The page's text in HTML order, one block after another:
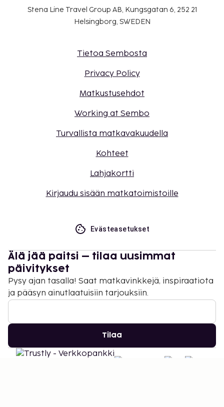
Stena Line Travel Group AB, Kungsgatan 6, 252 21
Helsingborg, SWEDEN
Tietoa Sembosta
Privacy Policy
Matkustusehdot
Working at Sembo
Turvallista matkavakuudella
Kohteet
Lahjakortti
Kirjaudu sisään matkatoimistoille
Evästeasetukset
Älä jää paitsi – tilaa uusimmat
päivitykset
Pysy ajan tasalla! Saat matkavinkkejä, inspiraatiota
ja pääsyn ainutlaatuisiin tarjouksiin.
Tilaa